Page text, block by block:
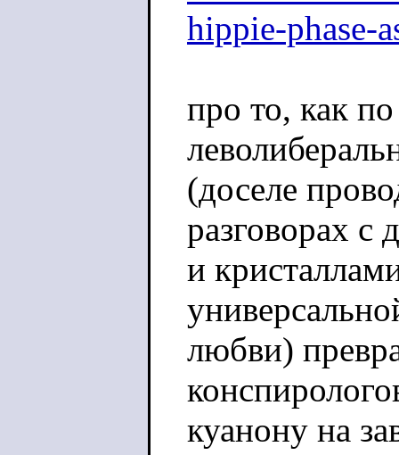
hippie-phase-
про то, как
(доселе
разговорах с
и
любви)
куанону на